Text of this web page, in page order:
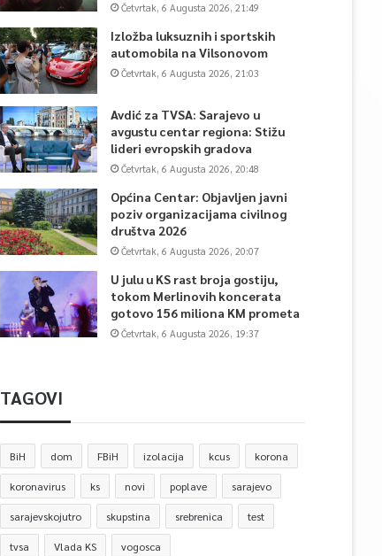
Četvrtak, 6 Augusta 2026, 21:49
Izložba luksuznih i sportskih
automobila na Vilsonovom
Četvrtak, 6 Augusta 2026, 21:03
Avdić za TVSA: Sarajevo u
avgustu centar regiona: Stižu
lideri evropskih gradova
Četvrtak, 6 Augusta 2026, 20:48
Općina Centar: Objavljen javni
poziv organizacijama civilnog
društva 2026
Četvrtak, 6 Augusta 2026, 20:07
U julu u KS rast broja gostiju,
tokom Merlinovih koncerata
gotovo 156 miliona KM prometa
Četvrtak, 6 Augusta 2026, 19:37
TAGOVI
BiH dom FBiH izolacija kcus korona
koronavirus ks novi poplave sarajevo
sarajevskojutro skupstina srebrenica test
tvsa Vlada KS vogosca